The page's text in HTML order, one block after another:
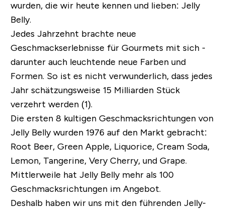
wurden, die wir heute kennen und lieben: Jelly
Belly.
Jedes Jahrzehnt brachte neue
Geschmackserlebnisse für Gourmets mit sich -
darunter auch leuchtende neue Farben und
Formen. So ist es nicht verwunderlich, dass jedes
Jahr schätzungsweise 15 Milliarden Stück
verzehrt werden (1).
Die ersten 8 kultigen Geschmacksrichtungen von
Jelly Belly wurden 1976 auf den Markt gebracht:
Root Beer, Green Apple, Liquorice, Cream Soda,
Lemon, Tangerine, Very Cherry, und Grape.
Mittlerweile hat Jelly Belly mehr als 100
Geschmacksrichtungen im Angebot.
Deshalb haben wir uns mit den führenden Jelly-